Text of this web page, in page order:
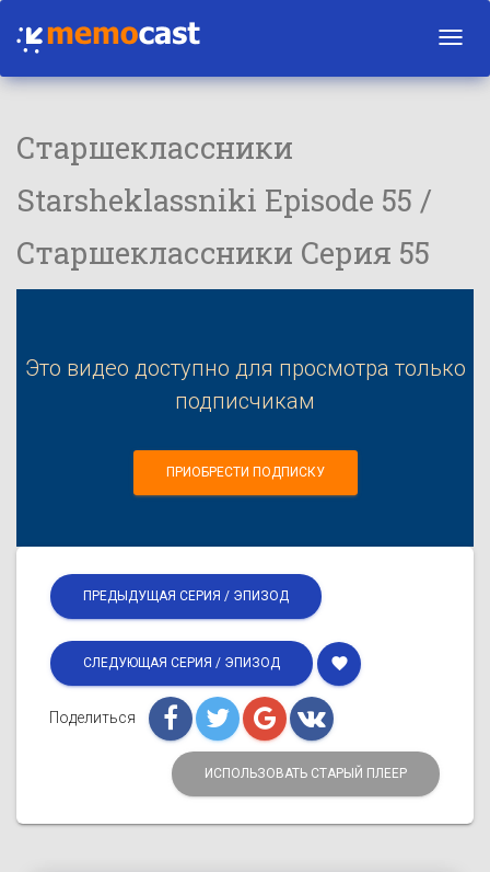
Старшеклассники
Starsheklassniki Episode 55 /
Старшеклассники Серия 55
Это видео доступно для просмотра только
подписчикам
ПРИОБРЕСТИ ПОДПИСКУ
ПРЕДЫДУЩАЯ СЕРИЯ / ЭПИЗОД
СЛЕДУЮЩАЯ СЕРИЯ / ЭПИЗОД favorite
Поделиться
ИСПОЛЬЗОВАТЬ СТАРЫЙ ПЛЕЕР